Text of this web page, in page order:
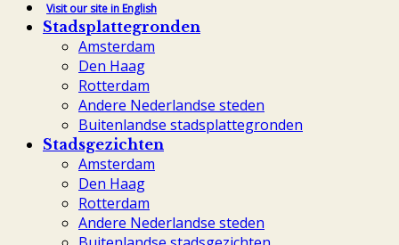
Visit our site in English
Stadsplattegronden
Amsterdam
Den Haag
Rotterdam
Andere Nederlandse steden
Buitenlandse stadsplattegronden
Stadsgezichten
Amsterdam
Den Haag
Rotterdam
Andere Nederlandse steden